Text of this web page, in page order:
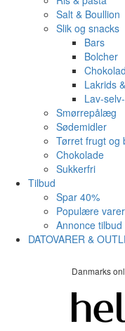
Salt & Boullion
Slik og snacks
Bars
Bolcher
Lakrids
Lav-
Smørrepålæg
Sødemidler
Tørret frugt og
Chokolade
Sukkerfri
Tilbud
Spar 40%
Populære varer
Annonce tilbud
DATOVARER &
Danmarks